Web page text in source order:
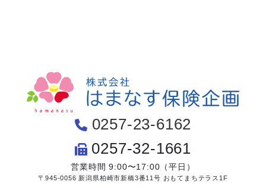
0257-23-6162
0257-32-1661
営業時間 9:00〜17:00（平日）
〒945-0056 新潟県柏崎市新橋3番11号 おもてまちテラス1F